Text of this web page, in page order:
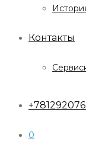
Контакты
0